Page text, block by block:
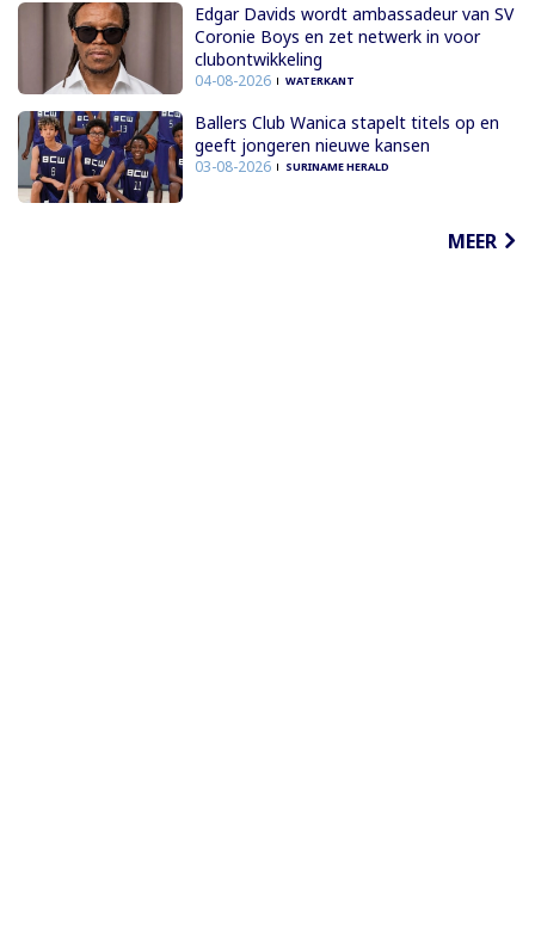
Edgar Davids wordt ambassadeur van SV
Coronie Boys en zet netwerk in voor
clubontwikkeling
04-08-2026 WATERKANT
Ballers Club Wanica stapelt titels op en
geeft jongeren nieuwe kansen
03-08-2026 SURINAME HERALD
MEER